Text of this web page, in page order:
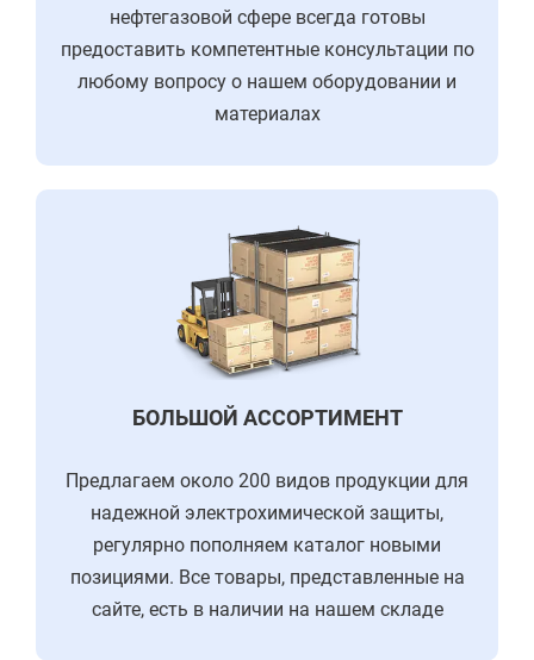
нефтегазовой сфере всегда готовы
предоставить компетентные консультации по
любому вопросу о нашем оборудовании и
материалах
БОЛЬШОЙ АССОРТИМЕНТ
Предлагаем около 200 видов продукции для
надежной электрохимической защиты,
регулярно пополняем каталог новыми
позициями. Все товары, представленные на
сайте, есть в наличии на нашем складе